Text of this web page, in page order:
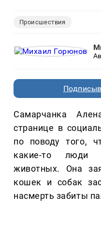
Происшествия
Самарчанка
странице в
по поводу того,
какие-то люди
животных. Она
кошек и собак
насмерть забиты